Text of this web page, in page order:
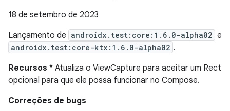
18 de setembro de 2023
Lançamento de androidx.test:core:1.6.0-alpha02 e
androidx.test:core-ktx:1.6.0-alpha02 .
Recursos * Atualiza o ViewCapture para aceitar um Rect
opcional para que ele possa funcionar no Compose.
Correções de bugs